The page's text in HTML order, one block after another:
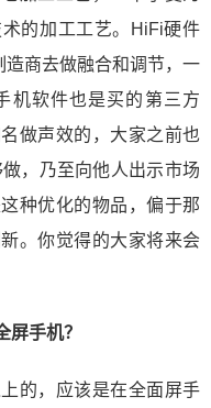
的加工工艺。HiFi硬件
商去做融合和调节，一
机软件也是买的第三方
做声效的，大家之前也
，乃至向他人出示市场
种优化的物品，偏于那
。你觉得的大家将来会
手机？
的，应该是在全面屏手